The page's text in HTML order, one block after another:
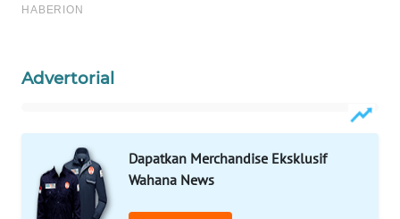
Advertorial
Dapatkan Merchandise Eksklusif
Wahana News
WAHANA
WAHANA
TRAVEL
WAHANA